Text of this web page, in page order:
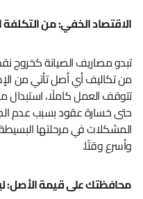
الاقتصاد الخفي: من التكلفة
تبدو مصاريف الصيانة كخروج
من تكاليف أي أصل تأتي من
تتوقف العمل كاملًا، استبدال
حتى خسارة عقود بسبب عدم
المشكلات في مرحلتها
وأسرع وقتًا.
محافظتك على قيمة الأصل: